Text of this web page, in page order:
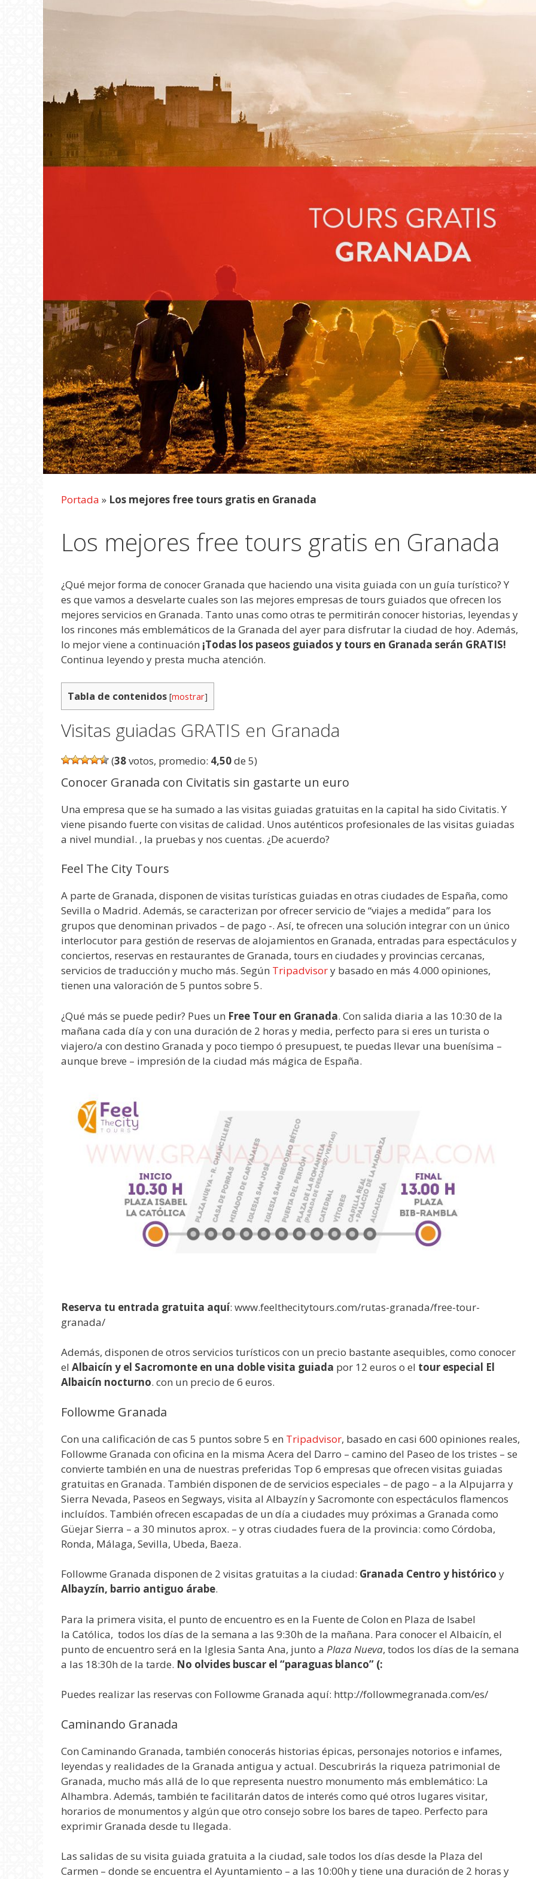
Portada » Los mejores free tours gratis en Granada
Los mejores free tours gratis en Granada
¿Qué mejor forma de conocer Granada que haciendo una visita guiada con un guía turístico? Y
es que vamos a desvelarte cuales son las mejores empresas de tours guiados que ofrecen los
mejores servicios en Granada. Tanto unas como otras te permitirán conocer historias, leyendas y
los rincones más emblemáticos de la Granada del ayer para disfrutar la ciudad de hoy. Además,
lo mejor viene a continuación ¡Todas los paseos guiados y tours en Granada serán GRATIS!
Continua leyendo y presta mucha atención.
Tabla de contenidos [mostrar]
Visitas guiadas GRATIS en Granada
(38votos, promedio: 4,50de 5)
Conocer Granada con Civitatis sin gastarte un euro
Una empresa que se ha sumado a las visitas guiadas gratuitas en la capital ha sido Civitatis. Y
viene pisando fuerte con visitas de calidad. Unos auténticos profesionales de las visitas guiadas
a nivel mundial. , la pruebas y nos cuentas. ¿De acuerdo?
Feel The City Tours
A parte de Granada, disponen de visitas turísticas guiadas en otras ciudades de España, como
Sevilla o Madrid. Además, se caracterizan por ofrecer servicio de “viajes a medida” para los
grupos que denominan privados – de pago -. Así, te ofrecen una solución integrar con un único
interlocutor para gestión de reservas de alojamientos en Granada, entradas para espectáculos y
conciertos, reservas en restaurantes de Granada, tours en ciudades y provincias cercanas,
servicios de traducción y mucho más. Según Tripadvisory basado en más 4.000 opiniones,
tienen una valoración de 5 puntos sobre 5.
¿Qué más se puede pedir? Pues un Free Tour en Granada. Con salida diaria a las 10:30 de la
mañana cada día y con una duración de 2 horas y media, perfecto para si eres un turista o
viajero/a con destino Granada y poco tiempo ó presupuest, te puedas llevar una buenísima –
aunque breve – impresión de la ciudad más mágica de España.
Reserva tu entrada gratuita aquí: www.feelthecitytours.com/rutas-granada/free-tour-
granada/
Además, disponen de otros servicios turísticos con un precio bastante asequibles, como conocer
el Albaicín y el Sacromonte en una doble visita guiada por 12 euros o el tour especial El
Albaicín nocturno. con un precio de 6 euros.
Followme Granada
Con una calificación de cas 5 puntos sobre 5 en Tripadvisor, basado en casi 600 opiniones reales,
Followme Granada con oficina en la misma Acera del Darro – camino del Paseo de los tristes – se
convierte también en una de nuestras preferidas Top 6 empresas que ofrecen visitas guiadas
gratuitas en Granada. También disponen de de servicios especiales – de pago – a la Alpujarra y
Sierra Nevada, Paseos en Segways, visita al Albayzín y Sacromonte con espectáculos flamencos
incluídos. También ofrecen escapadas de un día a ciudades muy próximas a Granada como
Güejar Sierra – a 30 minutos aprox. – y otras ciudades fuera de la provincia: como Córdoba,
Ronda, Málaga, Sevilla, Ubeda, Baeza.
Followme Granada disponen de 2 visitas gratuitas a la ciudad: Granada Centro y histórico y
Albayzín, barrio antiguo árabe.
Para la primera visita, el punto de encuentro es en la Fuente de Colon en Plaza de Isabel
la Católica, todos los días de la semana a las 9:30h de la mañana. Para conocer el Albaicín, el
punto de encuentro será en la Iglesia Santa Ana, junto a Plaza Nueva, todos los días de la semana
a las 18:30h de la tarde. No olvides buscar el “paraguas blanco” (:
Puedes realizar las reservas con Followme Granada aquí: http://followmegranada.com/es/
Caminando Granada
Con Caminando Granada, también conocerás historias épicas, personajes notorios e infames,
leyendas y realidades de la Granada antigua y actual. Descubrirás la riqueza patrimonial de
Granada, mucho más allá de lo que representa nuestro monumento más emblemático: La
Alhambra. Además, también te facilitarán datos de interés como qué otros lugares visitar,
horarios de monumentos y algún que otro consejo sobre los bares de tapeo. Perfecto para
exprimir Granada desde tu llegada.
Las salidas de su visita guiada gratuita a la ciudad, sale todos los días desde la Plaza del
Carmen – donde se encuentra el Ayuntamiento – a las 10:00h y tiene una duración de 2 horas y